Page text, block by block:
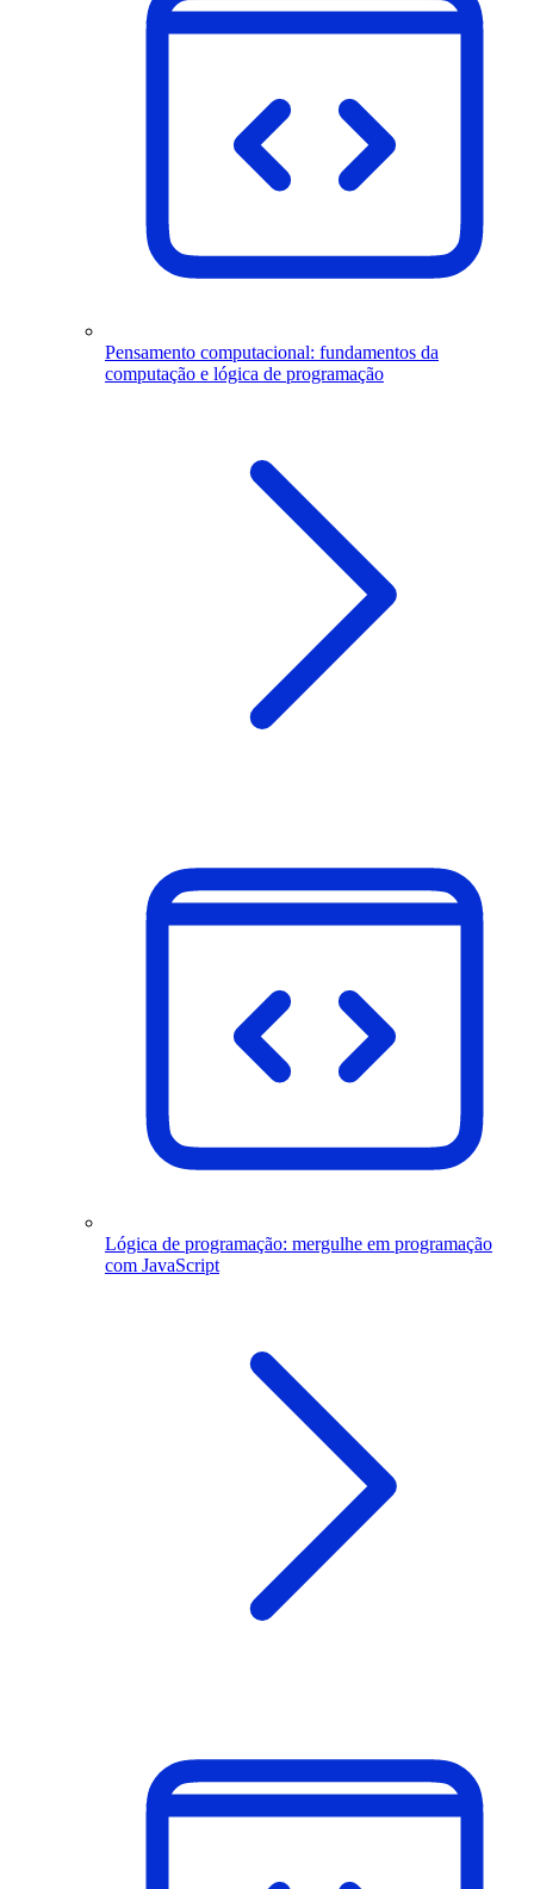
Pensamento computacional: fundamentos da
computação e lógica de programação
Lógica de programação: mergulhe em programação
com JavaScript